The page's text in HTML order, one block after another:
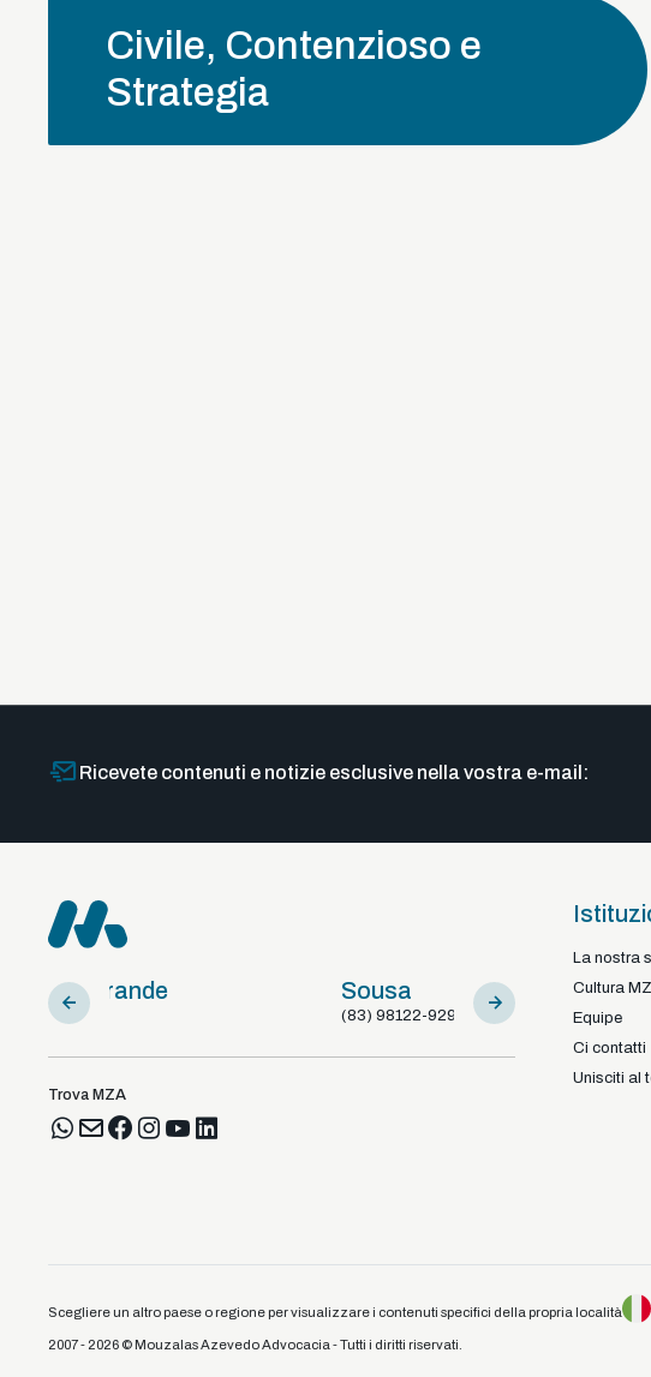
Civile, Contenzioso e
Strategia
Ricevete contenuti e notizie esclusive nella vostra e-mail:
Sousa Braga - Portugal
+351
Trova MZA
La nostra
Cultura
Equipe
Ci contatti
Unisciti al
Scegliere un altro paese o regione per visualizzare i contenuti specifici della propria località
2007 - 2026 © Mouzalas Azevedo Advocacia - Tutti i diritti riservati.